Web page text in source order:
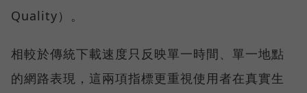
Quality）。
相較於傳統下載速度只反映單一時間、單一地點
的網路表現，這兩項指標更重視使用者在真實生